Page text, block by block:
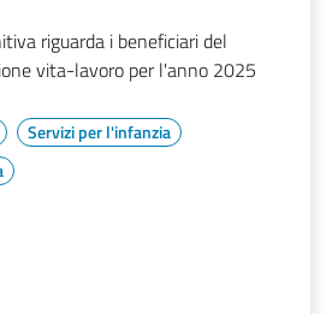
riguarda i beneficiari del
vita-lavoro per l'anno 2025
Servizi per l'infanzia